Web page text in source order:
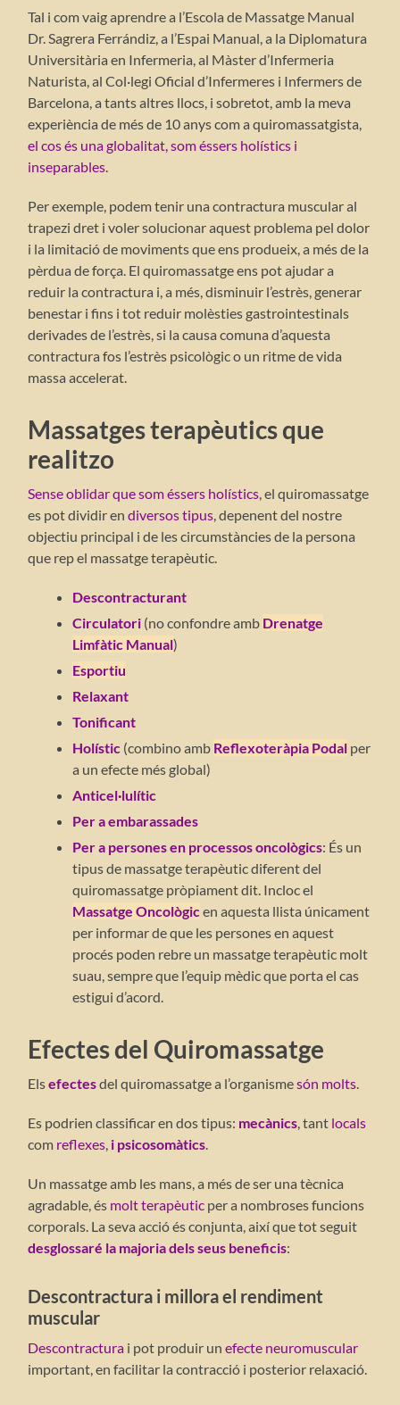
Tal i com vaig aprendre a l’Escola de Massatge Manual
Dr. Sagrera Ferrándiz, a l’Espai Manual, a la Diplomatura
Universitària en Infermeria, al Màster d’Infermeria
Naturista, al Col·legi Oficial d’Infermeres i Infermers de
Barcelona, ​​a tants altres llocs, i sobretot, amb la meva
experiència de més de 10 anys com a quiromassatgista
el cos és una globalitat, som éssers holístics i
inseparables
Per exemple, podem tenir una contractura muscular al
trapezi dret i voler solucionar aquest problema pel dolor
i la limitació de moviments que ens produeix, a més de la
pèrdua de força. El quiromassatge ens pot ajudar a
reduir la contractura i, a més, disminuir l’estrès, generar
benestar i fins i tot reduir molèsties gastrointestinals
derivades de l’estrès, si la causa comuna d’aquesta
contractura fos l’estrès psicològic o un ritme de vida
massa accelerat.
Massatges terapèutics que
realitzo
Sense oblidar que som éssers holístics , el quiromassatge
es pot dividir endiversos tipus , depenent del nostre
objectiu principal i de les circumstàncies de la persona
que rep el massatge terapèutic.
Descontracturant
Circulatori (no confondre amb Drenatge
Limfàtic Manual)
Esportiu
Relaxant
Tonificant
Holístic (combino amb Reflexoteràpia Podal per
a un efecte més global)
Anticel·lulític
Per a embarassades
Per a persones en processos oncològics: És un
tipus de massatge terapèutic diferent del
quiromassatge pròpiament dit. Incloc el
Massatge Oncològicen aquesta llista únicament
per informar de que les persones en aquest
procés poden rebre un massatge terapèutic molt
suau, sempre que l’equip mèdic que porta el cas
estigui d’acord.
Efectes del Quiromassatge
Elsefectesdel quiromassatge a l’organismesón molts
Es podrien classificar en dos tipus: mecànics , tant locals
com reflexes i psicosomàtics
Un massatge amb les mans, a més de ser una tècnica
agradable, és molt terapèutic per a nombroses funcions
corporals. La seva acció és conjunta, així que tot seguit
desglossaré la majoria dels seus beneficis:
Descontractura i millora el rendiment
muscular
Descontractura i pot produir unefecte neuromuscular
important, en facilitar la contracció i posterior relaxació.